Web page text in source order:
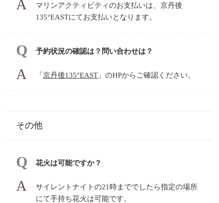
マリンアクティビティのお支払いは、京丹後
135°EASTにてお支払いとなります。
予約状況の確認は？問い合わせは？
「京丹後135°EAST 」のHPからご確認ください。
その他
花火は可能ですか？
サイレントナイトの21時まででしたら指定の場所
にて手持ち花火は可能です。